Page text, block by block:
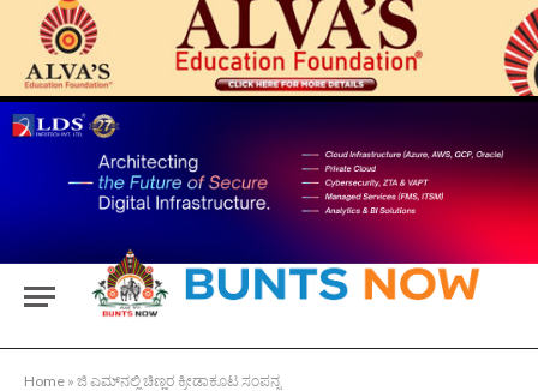
Home » ಜಿ ಎಮ್‍ನಲ್ಲಿ ಚಿಣ್ಣರ ಕ್ರೀಡಾಕೂಟ ಸಂಪನ್ನ